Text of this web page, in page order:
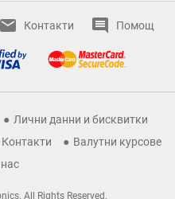
Контакти Помощ
Лични данни и бисквитки
Контакти
Валутни курсове
All Rights Reserved.